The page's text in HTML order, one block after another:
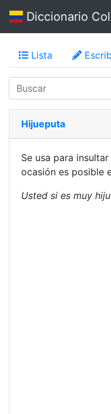
Diccionario
Lista
Hijueputa
Se usa para
ocasión es posible
Usted si es muy